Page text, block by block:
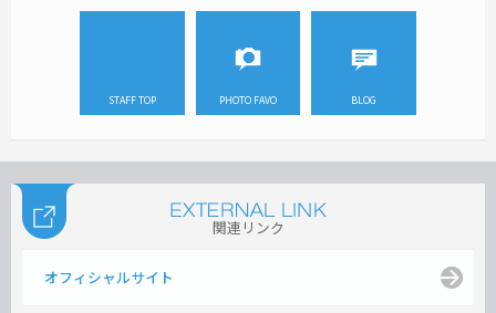
STAFF TOP PHOTO FAVO BLOG
関連リンク
オフィシャルサイト